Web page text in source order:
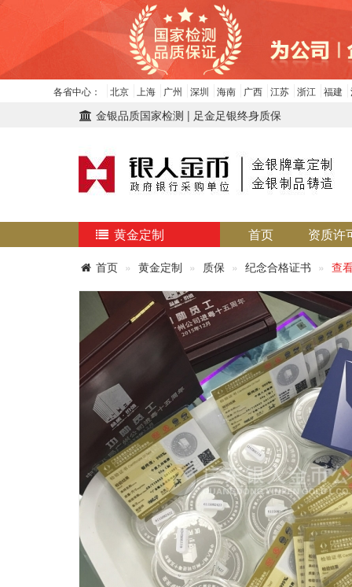
各省中心： 北京 上海 广州 深圳 海南 广西 江苏 浙江 福建
金银品质国家检测 | 足金足银终身质保
黄金定制 首页 资质许
首页 黄金定制 质保 纪念合格证书 查